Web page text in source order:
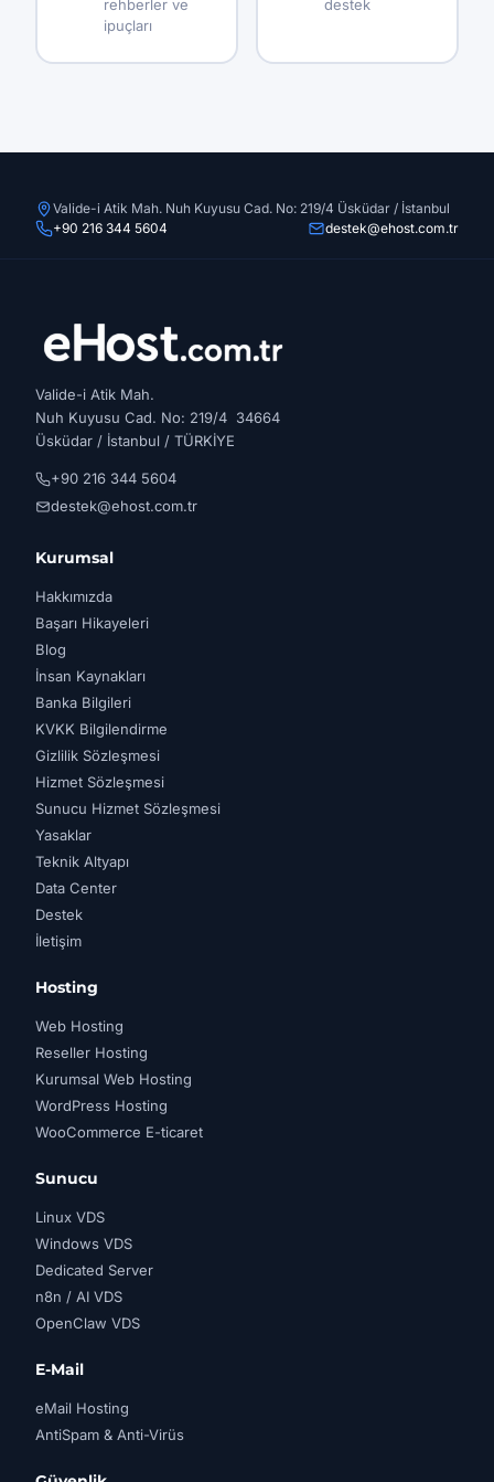
rehberler ve
ipuçları
destek
Valide-i Atik Mah. Nuh Kuyusu Cad. No: 219/4 Üsküdar / İstanbul
+90 216 344 5604
destek@ehost.com.tr
Valide-i Atik Mah.
Nuh Kuyusu Cad. No: 219/4 34664
Üsküdar / İstanbul / TÜRKİYE
+90 216 344 5604
destek@ehost.com.tr
Kurumsal
Hakkımızda
Başarı Hikayeleri
Blog
İnsan Kaynakları
Banka Bilgileri
KVKK Bilgilendirme
Gizlilik Sözleşmesi
Hizmet Sözleşmesi
Sunucu Hizmet Sözleşmesi
Yasaklar
Teknik Altyapı
Data Center
Destek
İletişim
Hosting
Web Hosting
Reseller Hosting
Kurumsal Web Hosting
WordPress Hosting
WooCommerce E-ticaret
Sunucu
Linux VDS
Windows VDS
Dedicated Server
n8n / AI VDS
OpenClaw VDS
E-Mail
eMail Hosting
AntiSpam & Anti-Virüs